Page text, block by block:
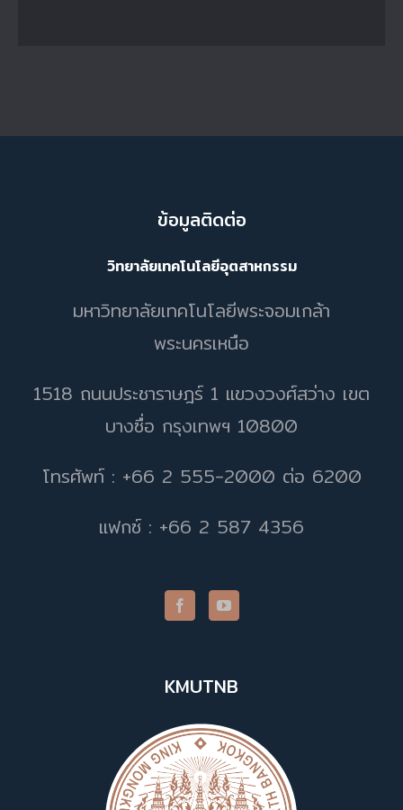
ข้อมูลติดต่อ
วิทยาลัยเทคโนโลยีอุตสาหกรรม
มหาวิทยาลัยเทคโนโลยีพระจอมเกล้า
พระนครเหนือ
1518 ถนนประชาราษฎร์ 1 แขวงวงศ์สว่าง เขต
บางซื่อ กรุงเทพฯ 10800
โทรศัพท์ : +66 2 555-2000 ต่อ 6200
แฟกซ์ : +66 2 587 4356
KMUTNB